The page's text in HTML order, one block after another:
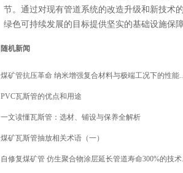
节。通过对现有管道系统的改造升级和新技术
绿色可持续发展的目标提供坚实的基础设施保障
随机新闻
煤矿管抗压革命 纳米增强复合材料与极端工况下的性能..
PVC瓦斯管的优点和用途
一文读懂瓦斯管：选材、铺设与保养全解析
煤矿瓦斯管抽放相关术语（一）
自修复煤矿管 仿生聚合物涂层延长管道寿命300%的技术